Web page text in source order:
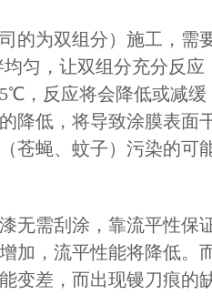
司的为双组分）施工，需
匀，让双组分充分反
，反应将会降低或减缓
降低，将导致涂膜表面
苍蝇、蚊子）污染的可
无需刮涂，靠流平性保
加，流平性能将降低。
变差，而出现镘刀痕的